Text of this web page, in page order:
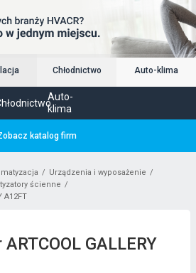
Chłodnictwo Auto-klima
Auto-
klima
katalog firm
Urządzenia i wyposażenie
ścienne
A12FT
GALLERY